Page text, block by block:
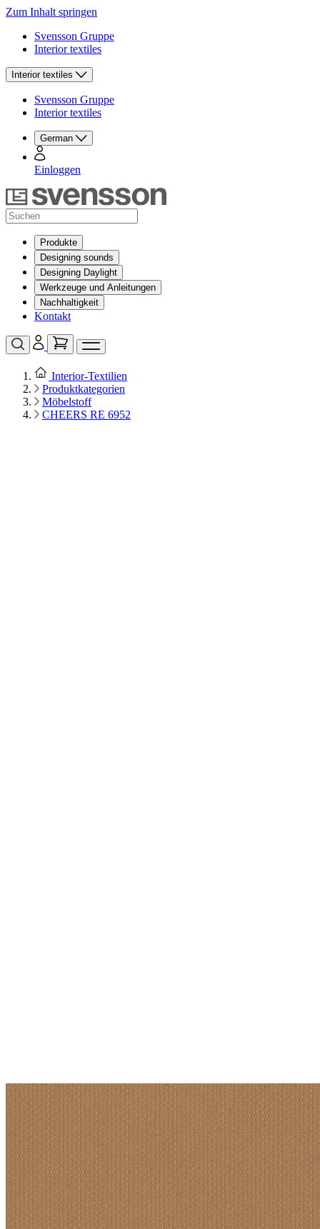
Zum Inhalt springen
Svensson Gruppe
Interior textiles
Interior textiles
Svensson Gruppe
Interior textiles
German
Einloggen
Produkte
Designing sounds
Designing Daylight
Werkzeuge und Anleitungen
Nachhaltigkeit
Kontakt
Interior‑Textilien
Produktkategorien
Möbelstoff
CHEERS RE 6952